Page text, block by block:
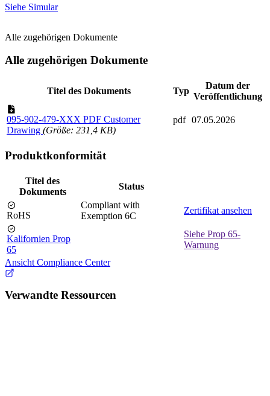
Siehe Simular
Alle zugehörigen Dokumente
Alle zugehörigen Dokumente
Titel des Dokuments Typ
Datum der
Veröffentlichung
095-902-479-XXX PDF Customer
Drawing (Größe: 231,4 KB)
pdf 07.05.2026
Produktkonformität
Titel des
Dokuments
Status
RoHS
Compliant with
Exemption 6C
Zertifikat ansehen
Kalifornien Prop
65
Siehe Prop 65-
Warnung
Ansicht Compliance Center
Verwandte Ressourcen